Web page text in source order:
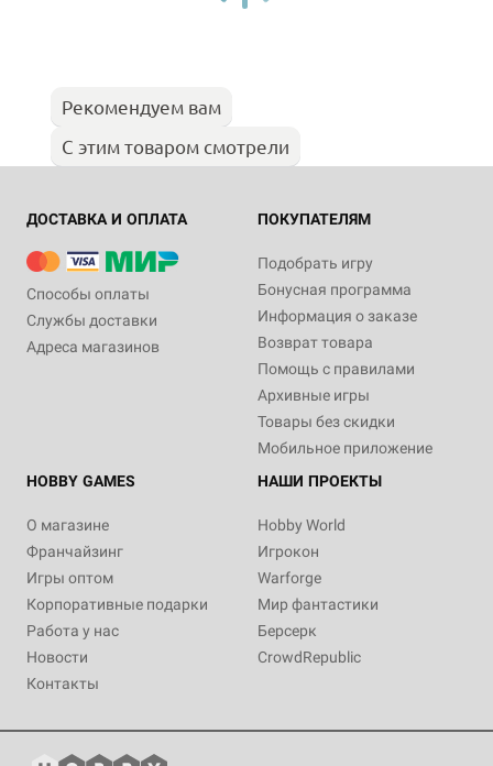
Рекомендуем вам
С этим товаром смотрели
ДОСТАВКА И ОПЛАТА
Способы оплаты
Службы доставки
Адреса магазинов
ПОКУПАТЕЛЯМ
Подобрать игру
Бонусная программа
Информация о заказе
Возврат товара
Помощь с правилами
Архивные игры
Товары без скидки
Мобильное приложение
HOBBY GAMES
О магазине
Франчайзинг
Игры оптом
Корпоративные подарки
Работа у нас
Новости
Контакты
НАШИ ПРОЕКТЫ
Hobby World
Игрокон
Warforge
Мир фантастики
Берсерк
CrowdRepublic